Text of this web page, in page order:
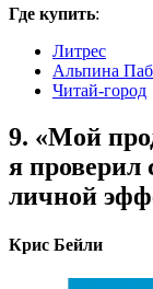
Где купить:
Литрес
Альпина
Читай-город
9. «Мой
я проверил
личной
Крис Бейли